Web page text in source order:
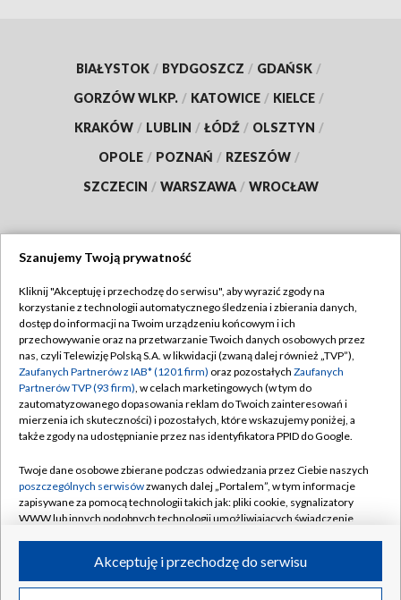
BIAŁYSTOK / BYDGOSZCZ / GDAŃSK /
GORZÓW WLKP. / KATOWICE / KIELCE /
KRAKÓW / LUBLIN / ŁÓDŹ / OLSZTYN /
OPOLE / POZNAŃ / RZESZÓW /
SZCZECIN / WARSZAWA / WROCŁAW
TVP
Abonament TVP
Emisja w TVP
Centrum informacji TVP
Naziemna Telewizja Cyfrowa
Rada Programowa
System NOS
Informacje o nadawcy
Program dla prasy
Regulamin TVP
Polityka prywatności
Moje zgody
Pomoc
Kontakt
Kanały
©2026 Telewizja Polska S.A. w likwidacji
Szanujemy Twoją prywatność
Kliknij "Akceptuję i przechodzę do serwisu", aby wyrazić zgody na
korzystanie z technologii automatycznego śledzenia i zbierania danych,
dostęp do informacji na Twoim urządzeniu końcowym i ich
przechowywanie oraz na przetwarzanie Twoich danych osobowych przez
nas, czyli Telewizję Polską S.A. w likwidacji (zwaną dalej również „TVP”),
Zaufanych Partnerów z IAB* (1201 firm) oraz pozostałych Zaufanych
Partnerów TVP (93 firm), w celach marketingowych (w tym do
zautomatyzowanego dopasowania reklam do Twoich zainteresowań i
mierzenia ich skuteczności) i pozostałych, które wskazujemy poniżej, a
także zgody na udostępnianie przez nas identyfikatora PPID do Google.
Twoje dane osobowe zbierane podczas odwiedzania przez Ciebie naszych
poszczególnych serwisówzwanych dalej „Portalem”, w tym informacje
zapisywane za pomocą technologii takich jak: pliki cookie, sygnalizatory
WWW lub innych podobnych technologii umożliwiających świadczenie
ruchu w Internecie.Akceptuję i przechodzę do serwisu